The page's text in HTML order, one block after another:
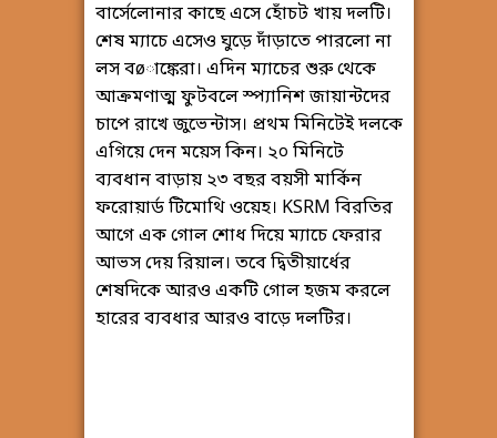
বার্সেলোনার কাছে এসে হোঁচট খায় দলটি।
শেষ ম্যাচে এসেও ঘুড়ে দাঁড়াতে পারলো না
লস বøাঙ্কেরা। এদিন ম্যাচের শুরু থেকে
আক্রমণাত্ম ফুটবলে স্প্যানিশ জায়ান্টদের
চাপে রাখে জুভেন্টাস। প্রথম মিনিটেই দলকে
এগিয়ে দেন ময়েস কিন। ২০ মিনিটে
ব্যবধান বাড়ায় ২৩ বছর বয়সী মার্কিন
ফরোয়ার্ড টিমোথি ওয়েহ। KSRM বিরতির
আগে এক গোল শোধ দিয়ে ম্যাচে ফেরার
আভস দেয় রিয়াল। তবে দ্বিতীয়ার্ধের
শেষদিকে আরও একটি গোল হজম করলে
হারের ব্যবধার আরও বাড়ে দলটির।